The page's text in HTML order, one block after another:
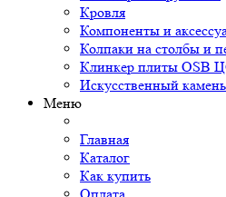
Кровля
Компоненты и
Колпаки на столбы и
Клинкер плиты
Искусственный
Меню
Главная
Каталог
Как купить